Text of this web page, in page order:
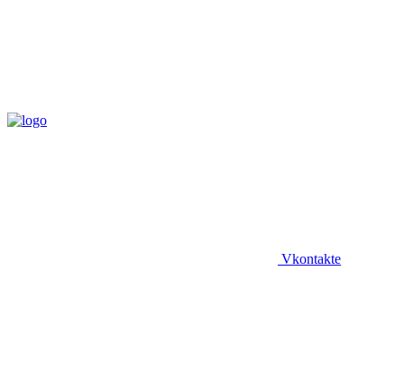
Vkontakte